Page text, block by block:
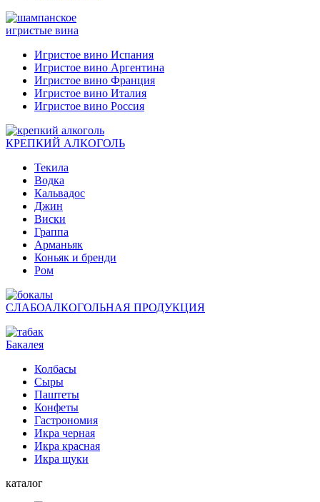
игристые вина
Игристое вино Испания
Игристое вино Аргентина
Игристое вино Франция
Игристое вино Италия
Игристое вино Россия
КРЕПКИЙ АЛКОГОЛЬ
Текила
Водка
Кальвадос
Джин
Виски
Граппа
Арманьяк
Коньяк и бренди
Ром
СЛАБОАЛКОГОЛЬНАЯ ПРОДУКЦИЯ
Бакалея
Колбасы
Сыры
Паштеты
Конфеты
Гастрономия
Икра черная
Икра красная
Икра щуки
каталог